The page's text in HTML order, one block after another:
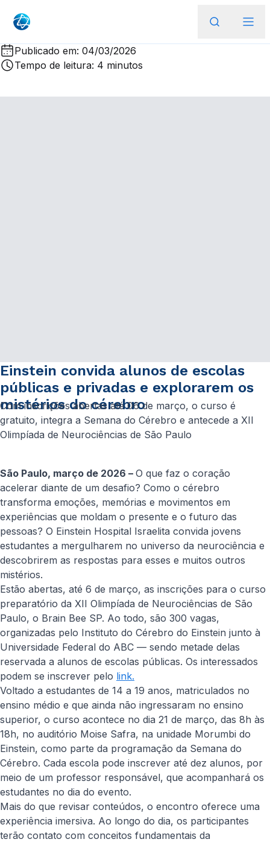
Publicado em: 04/03/2026
Tempo de leitura: 4 minutos
Einstein convida alunos de escolas
públicas e privadas e explorarem os
mistérios do cérebro
Com inscrições abertas até 06 de março, o curso é
gratuito, integra a Semana do Cérebro e antecede a XII
Olimpíada de Neurociências de São Paulo
São Paulo, março de 2026 – O que faz o coração
acelerar diante de um desafio? Como o cérebro
transforma emoções, memórias e movimentos em
experiências que moldam o presente e o futuro das
pessoas? O Einstein Hospital Israelita convida jovens
estudantes a mergulharem no universo da neurociência e
descobrirem as respostas para esses e muitos outros
mistérios.
Estão abertas, até 6 de março, as inscrições para o curso
preparatório da XII Olimpíada de Neurociências de São
Paulo, o Brain Bee SP. Ao todo, são 300 vagas,
organizadas pelo Instituto do Cérebro do Einstein junto à
Universidade Federal do ABC — sendo metade delas
reservada a alunos de escolas públicas. Os interessados
podem se inscrever pelo link.
Voltado a estudantes de 14 a 19 anos, matriculados no
ensino médio e que ainda não ingressaram no ensino
superior, o curso acontece no dia 21 de março, das 8h às
18h, no auditório Moise Safra, na unidade Morumbi do
Einstein, como parte da programação da Semana do
Cérebro. Cada escola pode inscrever até dez alunos, por
meio de um professor responsável, que acompanhará os
estudantes no dia do evento.
Mais do que revisar conteúdos, o encontro oferece uma
experiência imersiva. Ao longo do dia, os participantes
terão contato com conceitos fundamentais da